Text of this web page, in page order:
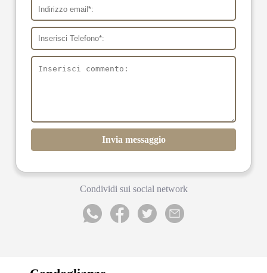
Invia messaggio
Condividi sui social network